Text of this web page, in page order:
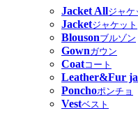
Jacket Allジャケ
Jacketジャケット
Blousonブルゾン
Gownガウン
Coatコート
Leather&Fur
Ponchoポンチョ
Vestベスト